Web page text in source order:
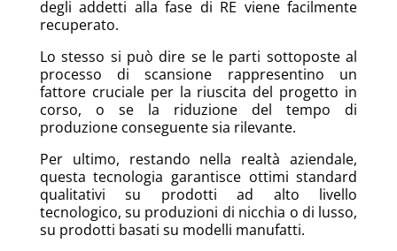
degli addetti alla fase di RE viene facilmente
recuperato.
Lo stesso si può dire se le parti sottoposte al
processo di scansione rappresentino un
fattore cruciale per la riuscita del progetto in
corso, o se la riduzione del tempo di
produzione conseguente sia rilevante.
Per ultimo, restando nella realtà aziendale,
questa tecnologia garantisce ottimi standard
qualitativi su prodotti ad alto livello
tecnologico, su produzioni di nicchia o di lusso,
su prodotti basati su modelli manufatti.